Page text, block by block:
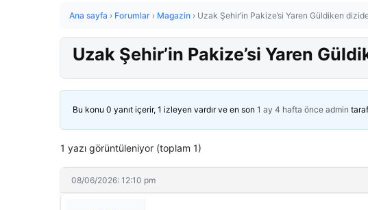
Ana sayfa › Forumlar › Magazin › Uzak Şehir’in Pakize’si Yaren Güldiken
Uzak Şehir’in Pakize’si Yaren
Bu konu 0 yanıt içerir, 1 izleyen vardır ve en son 1 ay 4 hafta önce admin
1 yazı görüntüleniyor (toplam 1)
08/06/2026: 12:10 pm